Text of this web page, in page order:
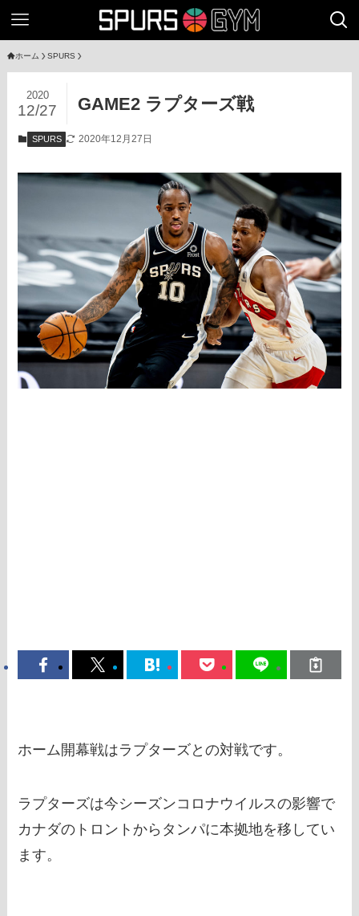
ホーム SPURS
GAME2 ラプターズ戦
2020
12/27
SPURS 2020年12月27日
ホーム開幕戦はラプターズとの対戦です。
ラプターズは今シーズンコロナウイルスの影響で
カナダのトロントからタンパに本拠地を移してい
ます。